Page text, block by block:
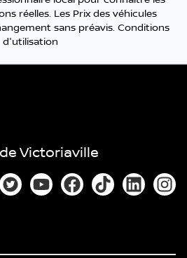
réelles. Les Prix des véhicules
sans préavis. Conditions
d'utilisation
Victoriaville
Lien vers notre compte Twitter
Lien vers notre chaîne
Lien vers notre page
Lien vers notre
Lien vers